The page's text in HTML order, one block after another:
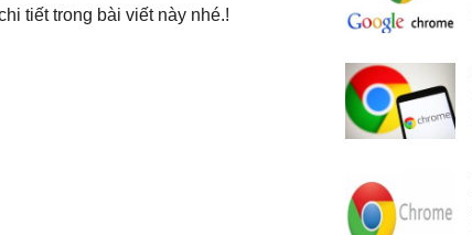
tiết trong bài viết này nhé.!